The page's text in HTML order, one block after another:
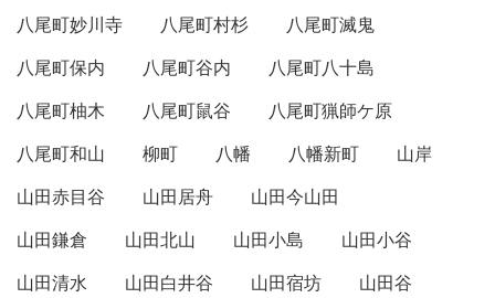
八尾町妙川寺
八尾町村杉
八尾町滅鬼
八尾町保内
八尾町谷内
八尾町八十島
八尾町柚木
八尾町鼠谷
八尾町猟師ケ原
八尾町和山
柳町 八幡 八幡新町
山岸
山田赤目谷
山田居舟
山田今山田
山田鎌倉
山田北山 山田小島
山田小谷
山田清水
山田白井谷 山田宿坊
山田谷